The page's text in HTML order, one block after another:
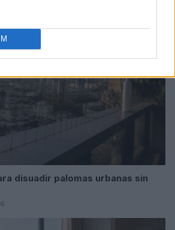
disuadir palomas urbanas sin